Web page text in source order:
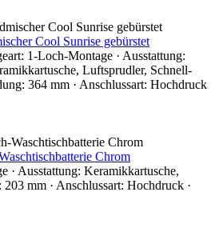
Cool Sunrise gebürstet
1-Loch-Montage · Ausstattung:
Luftsprudler, Schnell-
364 mm · Anschlussart: Hochdruck
Chrom
· Ausstattung: Keramikkartusche,
mm · Anschlussart: Hochdruck ·